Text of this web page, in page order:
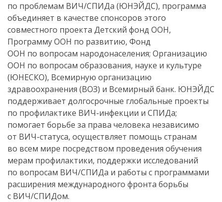
по проблемам ВИЧ/СПИДа (ЮНЭЙДС), программа
объединяет в качестве спонсоров этого
совместного проекта Детский фонд ООН,
Программу ООН по развитию, Фонд
ООН по вопросам народонаселения; Организацию
ООН по вопросам образования, науке и культуре
(ЮНЕСКО), Всемирную организацию
здравоохранения (ВОЗ) и Всемирный банк. ЮНЭЙДС
поддерживает долгосрочные глобальные проекты
по профилактике ВИЧ-инфекции и СПИДа;
помогает борьбе за права человека независимо
от ВИЧ-статуса, осуществляет помощь странам
во всем мире посредством проведения обучения
мерам профилактики, поддержки исследований
по вопросам ВИЧ/СПИДа и работы с программами
расширения международного фронта борьбы
с ВИЧ/СПИДом.